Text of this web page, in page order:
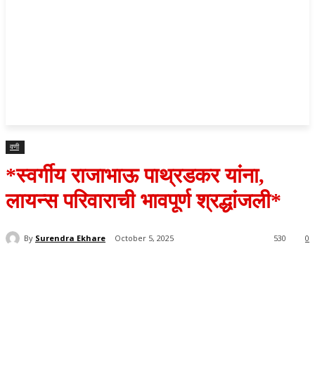
वणी
*स्वर्गीय राजाभाऊ पाथ्रडकर यांना,
लायन्स परिवाराची भावपूर्ण श्रद्धांजली*
By Surendra Ekhare October 5, 2025 0
530